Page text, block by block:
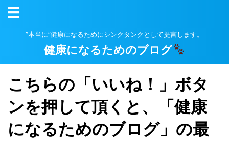
”本当に”健康になるためにシンクタンクとして提言します。
健康になるためのブログ
こちらの「いいね！」ボタ
ンを押して頂くと、「健康
になるためのブログ」の最